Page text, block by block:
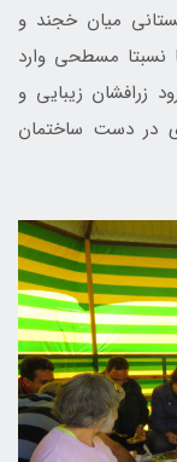
میان خجند و
نسبتا مسطحی وارد
زرافشان زیبایی و
در دست ساختمان